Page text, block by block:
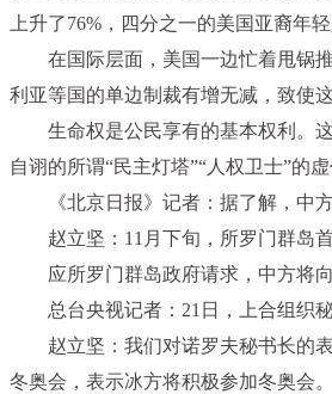
上升了76%，四分之一的美国亚裔年
在国际层面，美国一边忙着甩锅
利亚等国的单边制裁有增无减，致使
生命权是公民享有的基本权利。
自诩的所谓“民主灯塔”“人权卫士”的虚
《北京日报》记者：据了解，中
赵立坚：11月下旬，所罗门群岛
应所罗门群岛政府请求，中方将
总台央视记者：21日，上合组织
赵立坚：我们对诺罗夫秘书长的
冬奥会，表示冰方将积极参加冬奥会。